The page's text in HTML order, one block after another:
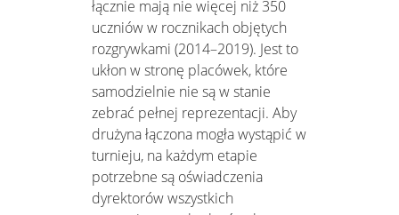
łącznie mają nie więcej niż 350
uczniów w rocznikach objętych
rozgrywkami (2014–2019). Jest to
ukłon w stronę placówek, które
samodzielnie nie są w stanie
zebrać pełnej reprezentacji. Aby
drużyna łączona mogła wystąpić w
turnieju, na każdym etapie
potrzebne są oświadczenia
dyrektorów wszystkich